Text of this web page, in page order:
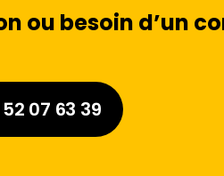
ou besoin d’un
07 63 39